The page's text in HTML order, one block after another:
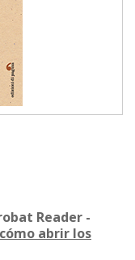
Reader -
abrir los